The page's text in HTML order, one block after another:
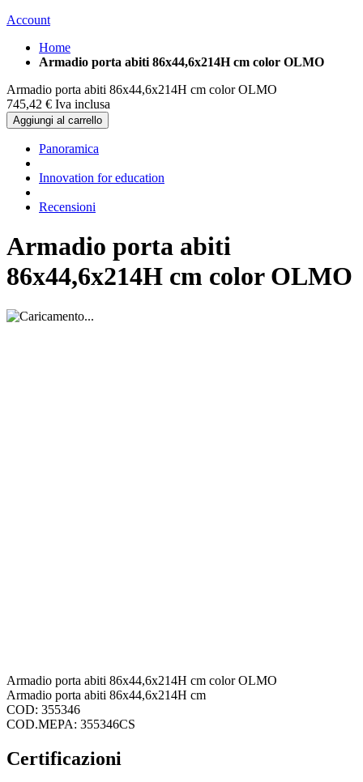
Account
Home
Armadio porta abiti 86x44,6x214H cm color OLMO
Armadio porta abiti 86x44,6x214H cm color OLMO
745,42 € Iva inclusa
Aggiungi al carrello
Panoramica
Innovation for education
Recensioni
Armadio porta abiti
86x44,6x214H cm color OLMO
Armadio porta abiti 86x44,6x214H cm color OLMO
Armadio porta abiti 86x44,6x214H cm
COD: 355346
COD.MEPA: 355346CS
Certificazioni